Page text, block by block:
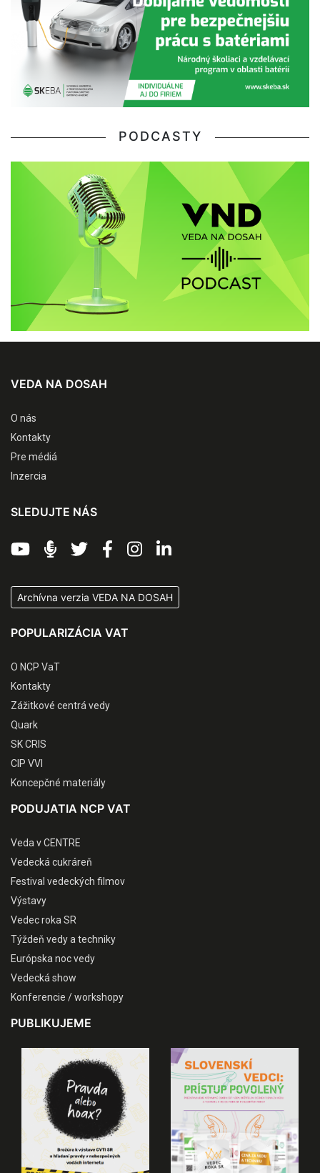
PODCASTY
VEDA NA DOSAH
O nás
Kontakty
Pre médiá
Inzercia
SLEDUJTE NÁS
Archívna verzia VEDA NA DOSAH
POPULARIZÁCIA VAT
O NCP VaT
Kontakty
Zážitkové centrá vedy
Quark
SK CRIS
CIP VVI
Koncepčné materiály
PODUJATIA NCP VAT
Veda v CENTRE
Vedecká cukráreň
Festival vedeckých filmov
Výstavy
Vedec roka SR
Týždeň vedy a techniky
Európska noc vedy
Vedecká show
Konferencie / workshopy
PUBLIKUJEME